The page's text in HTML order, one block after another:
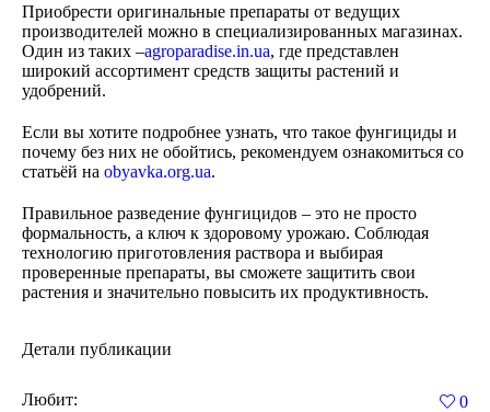
Приобрести оригинальные препараты от ведущих
производителей можно в специализированных магазинах.
Один из таких –agroparadise.in.ua, где представлен
широкий ассортимент средств защиты растений и
удобрений.
Если вы хотите подробнее узнать, что такое фунгициды и
почему без них не обойтись, рекомендуем ознакомиться со
статьёй на obyavka.org.ua.
Правильное разведение фунгицидов – это не просто
формальность, а ключ к здоровому урожаю. Соблюдая
технологию приготовления раствора и выбирая
проверенные препараты, вы сможете защитить свои
растения и значительно повысить их продуктивность.
Детали публикации
Любит: 0